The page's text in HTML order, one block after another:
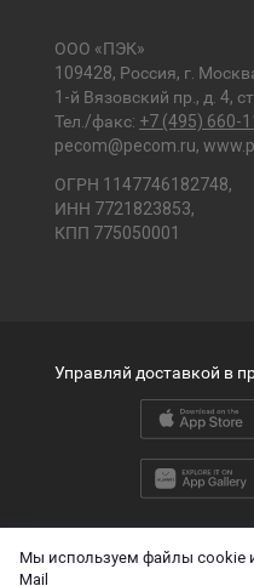
Мы используем файлы cookie
Mail
ООО «ПЭК»
109428, Россия, г.
1-й Вязовский пр., д. 4,
Тел./факс: +7 (495) 660-
pecom@pecom.ru,
ОГРН 1147746182748,
ИНН 7721823853,
КПП 775050001
2026 © ООО «ПЭК»
Управляй доставкой в